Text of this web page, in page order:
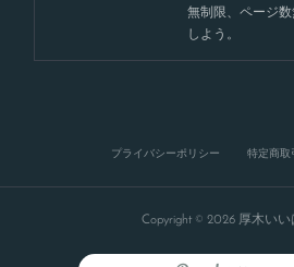
無制限、ページ
しよう。
プライバシーポリシー 特定商取
Copyright © 2026 厚木いい